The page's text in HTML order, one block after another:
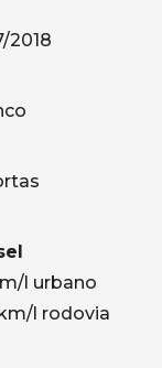
2018
l urbano
km/l rodovia